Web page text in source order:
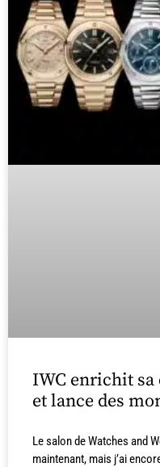
IWC enrichit
et lance des
Le salon de Watches and
maintenant, mais j’ai